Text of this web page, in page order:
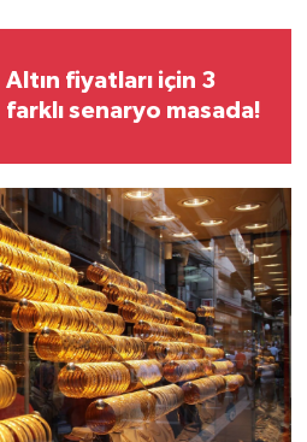
Altın fiyatları için 3
farklı senaryo masada!